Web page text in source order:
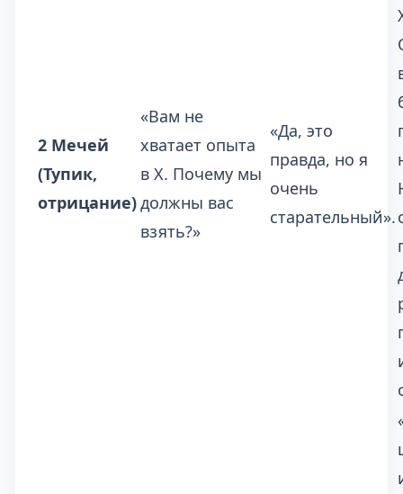
2 Мечей
(Тупик,
отрицание)
«Вам не
хватает опыта
в Х. Почему мы
должны вас
взять?»
«Да, это
правда, но я
очень
старательный».